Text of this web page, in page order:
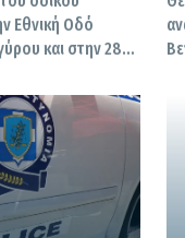
Εθνική Οδό
και στην 28η